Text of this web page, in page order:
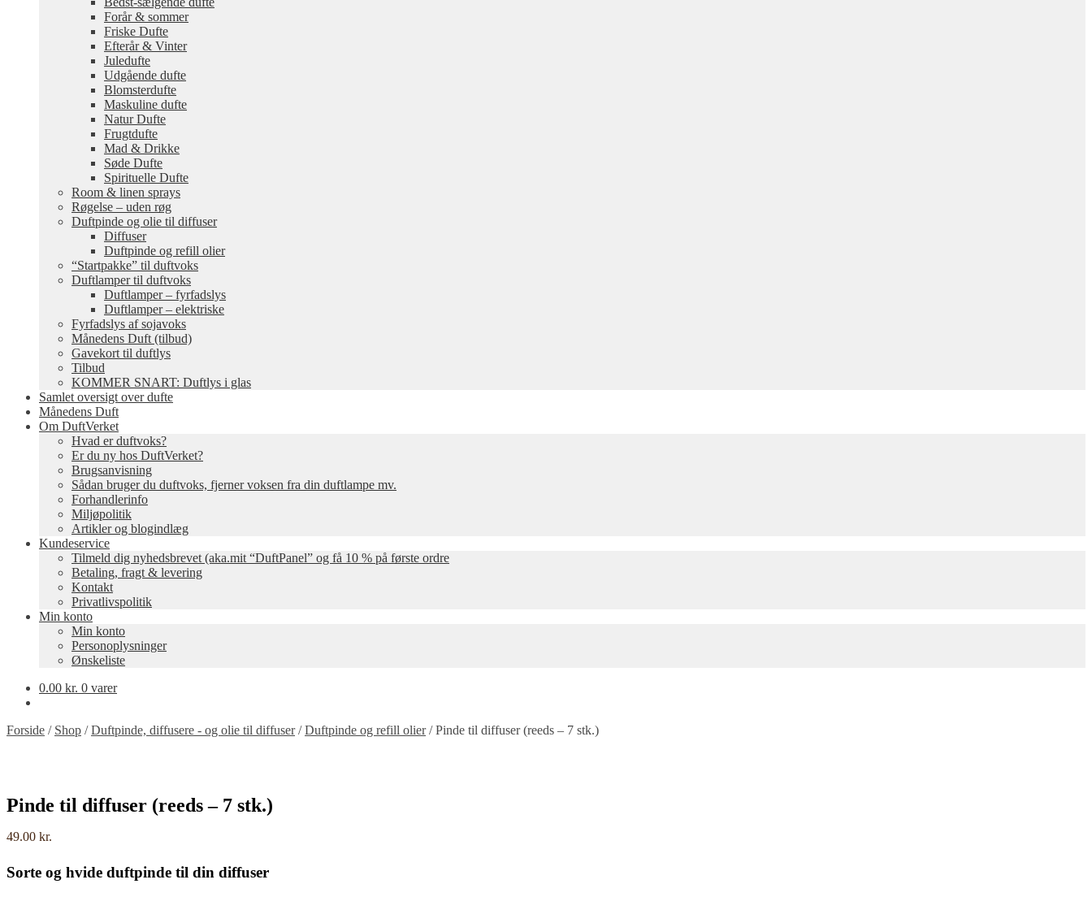
Forår & sommer
Friske Dufte
Efterår & Vinter
Juledufte
Udgående dufte
Blomsterdufte
Maskuline dufte
Natur Dufte
Frugtdufte
Mad & Drikke
Søde Dufte
Spirituelle Dufte
Room & linen sprays
Røgelse – uden røg
Duftpinde og olie til diffuser
Diffuser
Duftpinde og refill olier
“Startpakke” til duftvoks
Duftlamper til duftvoks
Duftlamper – fyrfadslys
Duftlamper – elektriske
Fyrfadslys af sojavoks
Månedens Duft (tilbud)
Gavekort til duftlys
Tilbud
KOMMER SNART: Duftlys i glas
Samlet oversigt over dufte
Månedens Duft
Om DuftVerket
Hvad er duftvoks?
Er du ny hos DuftVerket?
Brugsanvisning
Sådan bruger du duftvoks, fjerner voksen fra din duftlampe mv.
Forhandlerinfo
Miljøpolitik
Artikler og blogindlæg
Kundeservice
Tilmeld dig nyhedsbrevet (aka.mit “DuftPanel” og få 10 % på første ordre
Betaling, fragt & levering
Kontakt
Privatlivspolitik
Min konto
Min konto
Personoplysninger
Ønskeliste
0.00 kr. 0 varer
Forside / Shop /Duftpinde, diffusere - og olie til diffuser/Duftpinde og refill olier/Pinde til diffuser (reeds – 7 stk.)
Pinde til diffuser (reeds – 7 stk.)
49.00 kr.
Sorte og hvide duftpinde til din diffuser